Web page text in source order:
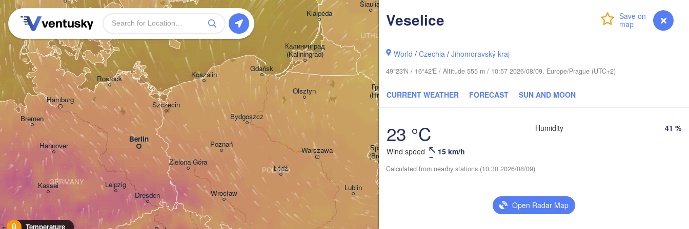
myVentusky Forecast
Veselice
World /Czechia /Jihomoravský kraj
49°23'N / 16°42'E / Altitude 555 m / 10:57 2026/08/09, Europe/Prague (UTC+2)
CURRENT WEATHER FORECAST SUN AND MOON
23 °C
Wind speed 15 km/h
Humidity 41 %
Calculated from nearby stations (10:30 2026/08/09)
Open Radar Map
Temperature
DENMARK
Hamburg
Bremen
Hannover
KasselGERMANY
Berlin
Warszawa
Łódź
Wrocław
Leipzig
Dresden
Poznań
Rostock
Olsztyn
Koszalin
Klaipėda
Zielona Góra
Szczecin
Gdańsk
Калининград
(Kaliningrad)
Bydgoszcz
POLAND
Šiauliai
Київ
(Kyiv)
Гомель
Vilnius
Житомир
Пінск
(Pinsk)
Гродна
(Hrodna)
Магілёў
Lublin
Брэст
(Brest)
LITHUANIA